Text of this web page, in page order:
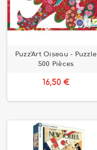
Puzz'Art Oiseau - Puzzle
500 Pièces
16,50 €